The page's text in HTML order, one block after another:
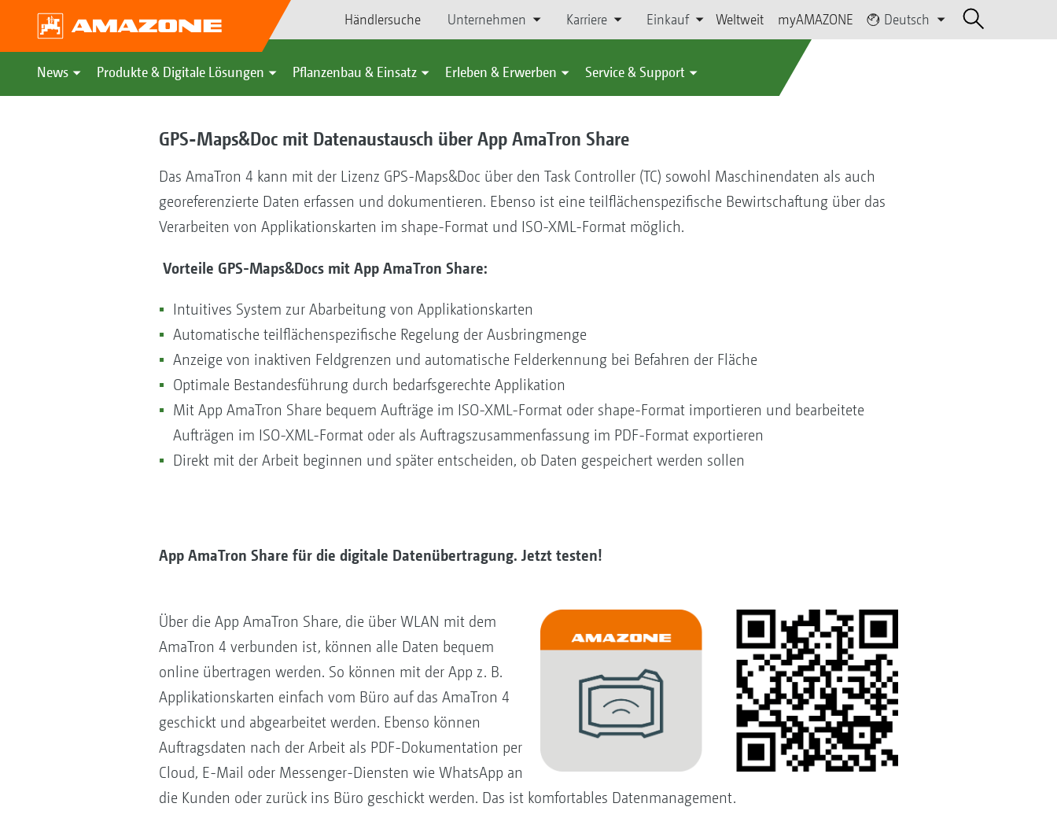
Händlersuche Unternehmen Karriere Einkauf Weltweit myAMAZONE Deutsch
News Produkte & Digitale Lösungen Pflanzenbau & Einsatz Erleben & Erwerben Service & Support
GPS-Maps&Doc mit Datenaustausch über App AmaTron Share
Das AmaTron 4 kann mit der Lizenz GPS-Maps&Doc über den Task Controller (TC) sowohl Maschinendaten als auch
georeferenzierte Daten erfassen und dokumentieren. Ebenso ist eine teilflächenspezifische Bewirtschaftung über das
Verarbeiten von Applikationskarten im shape-Format und ISO-XML-Format möglich.
Vorteile GPS-Maps&Docs mit App AmaTron Share:
Intuitives System zur Abarbeitung von Applikationskarten
Automatische teilflächenspezifische Regelung der Ausbringmenge
Anzeige von inaktiven Feldgrenzen und automatische Felderkennung bei Befahren der Fläche
Optimale Bestandesführung durch bedarfsgerechte Applikation
Mit App AmaTron Share bequem Aufträge im ISO-XML-Format oder shape-Format importieren und bearbeitete
Aufträgen im ISO-XML-Format oder als Auftragszusammenfassung im PDF-Format exportieren
Direkt mit der Arbeit beginnen und später entscheiden, ob Daten gespeichert werden sollen
App AmaTron Share für die digitale Datenübertragung. Jetzt testen!
Über die App AmaTron Share, die über WLAN mit dem
AmaTron 4 verbunden ist, können alle Daten bequem
online übertragen werden. So können mit der App z. B.
Applikationskarten einfach vom Büro auf das AmaTron 4
geschickt und abgearbeitet werden. Ebenso können
Auftragsdaten nach der Arbeit als PDF-Dokumentation per
Cloud, E-Mail oder Messenger-Diensten wie WhatsApp an
die Kunden oder zurück ins Büro geschickt werden. Das ist komfortables Datenmanagement.